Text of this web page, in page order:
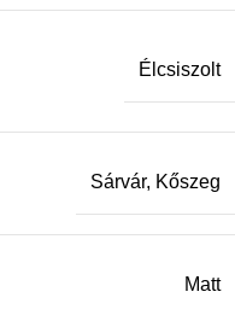
Élcsiszolt
Sárvár, Kőszeg
Matt